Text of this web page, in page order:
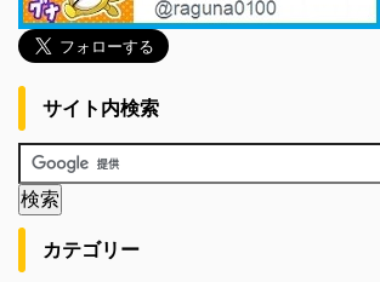
サイト内検索
カテゴリー